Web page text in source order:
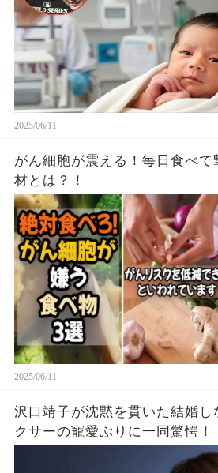
2025/06/11
がん細胞が震える！毎日食べて
材とは？！
2025/06/11
沢口靖子が沈黙を貫いた結婚し
クサーの寵愛ぶりに一同驚愕！